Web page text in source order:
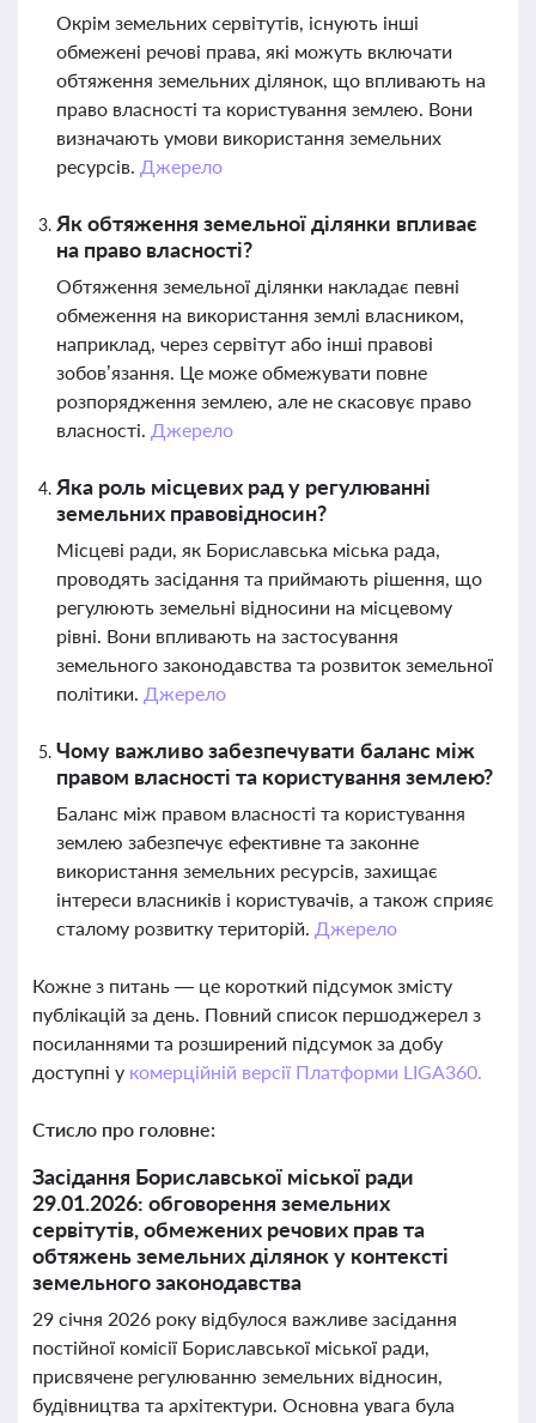
Окрім земельних сервітутів, існують інші
обмежені речові права, які можуть включати
обтяження земельних ділянок, що впливають на
право власності та користування землею. Вони
визначають умови використання земельних
ресурсів. Джерело
Як обтяження земельної ділянки впливає
на право власності?
Обтяження земельної ділянки накладає певні
обмеження на використання землі власником,
наприклад, через сервітут або інші правові
зобов’язання. Це може обмежувати повне
розпорядження землею, але не скасовує право
власності. Джерело
Яка роль місцевих рад у регулюванні
земельних правовідносин?
Місцеві ради, як Бориславська міська рада,
проводять засідання та приймають рішення, що
регулюють земельні відносини на місцевому
рівні. Вони впливають на застосування
земельного законодавства та розвиток земельної
політики. Джерело
Чому важливо забезпечувати баланс між
правом власності та користування землею?
Баланс між правом власності та користування
землею забезпечує ефективне та законне
використання земельних ресурсів, захищає
інтереси власників і користувачів, а також сприяє
сталому розвитку територій. Джерело
Кожне з питань — це короткий підсумок змісту
публікацій за день. Повний список першоджерел з
посиланнями та розширений підсумок за добу
доступні у комерційній версії Платформи LIGA360.
Стисло про головне:
Засідання Бориславської міської ради
29.01.2026: обговорення земельних
сервітутів, обмежених речових прав та
обтяжень земельних ділянок у контексті
земельного законодавства
29 січня 2026 року відбулося важливе засідання
постійної комісії Бориславської міської ради,
присвячене регулюванню земельних відносин,
будівництва та архітектури. Основна увага була